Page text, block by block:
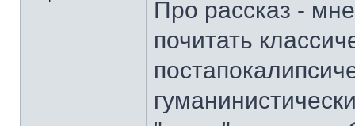
Про рассказ -
почитать